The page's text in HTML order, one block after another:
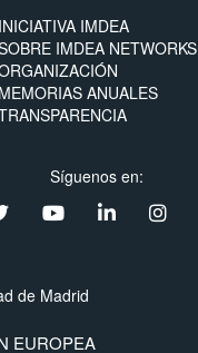
INICIATIVA IMDEA
IMDEA NETWORKS
MEMORIAS ANUALES
Síguenos en:
de Madrid
EUROPEA